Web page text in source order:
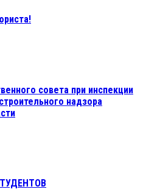
совета при инспекции
надзора